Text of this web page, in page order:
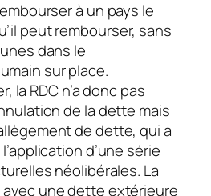
à un pays le
peut rembourser, sans
dans le
sur place.
la RDC n’a donc pas
de la dette mais
de dette, qui a
d’une série
néolibérales. La
avec une dette extérieure